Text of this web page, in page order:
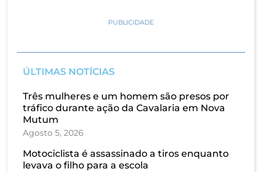
PUBLICIDADE
ÚLTIMAS NOTÍCIAS
Três mulheres e um homem são presos por
tráfico durante ação da Cavalaria em Nova
Mutum
Agosto 5, 2026
Motociclista é assassinado a tiros enquanto
levava o filho para a escola